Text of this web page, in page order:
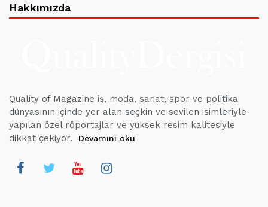
Hakkımızda
Quality of Magazine iş, moda, sanat, spor ve politika
dünyasının içinde yer alan seçkin ve sevilen isimleriyle
yapılan özel röportajlar ve yüksek resim kalitesiyle
dikkat çekiyor.
Devamını oku